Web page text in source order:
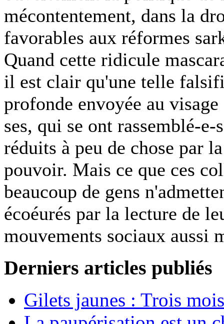
mécontentement, dans la
favorables aux réformes
Quand cette ridicule
il est clair qu'une telle
profonde envoyée au
ses, qui se ont rassemblé-
réduits à peu de chose par
pouvoir. Mais ce que ces
beaucoup de gens
écoéurés par la lecture de
mouvements sociaux aussi
Derniers articles publiés
Gilets jaunes : Trois